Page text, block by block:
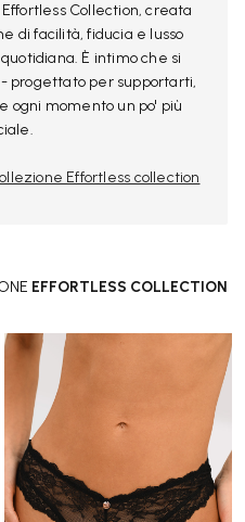
Collection, creata
di facilità, fiducia e lusso
È intimo che si
progettato per supportarti,
ogni momento un po' più
Effortless collection
EFFORTLESS COLLECTION